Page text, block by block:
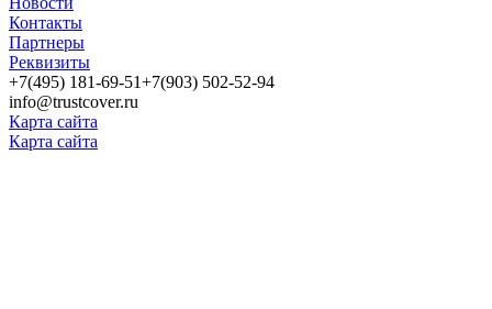
Контакты
Партнеры
Реквизиты
+7(495) 181-69-51+7(903) 502-52-94
info@trustcover.ru
Карта сайта
Карта сайта